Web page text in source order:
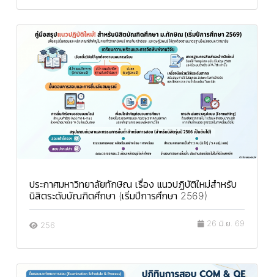
ประกาศมหาวิทยาลัยทักษิณ เรื่อง แนวปฏิบัติใหม่สำหรับ
นิสิตระดับบัณฑิตศึกษา (เริ่มปีการศึกษา 2569)
256 26 มิ.ย. 69